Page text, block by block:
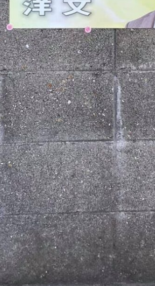
コ
ン
テ
ン
ツ
へ
移
動